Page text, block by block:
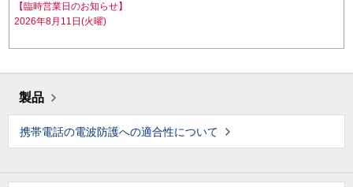
【臨時営業日のお知らせ】
2026年8月11日(火曜)
製品
携帯電話の電波防護への適合性について